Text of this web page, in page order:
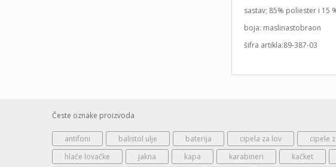
sastav; 85% poliester i 15
boja: maslinastobraon
šifra artikla:89-387-03
Česte oznake proizvoda
antifoni balistol ulje baterija cipela za lov cipele
hlače lovačke
jakna kapa karabineri kačket